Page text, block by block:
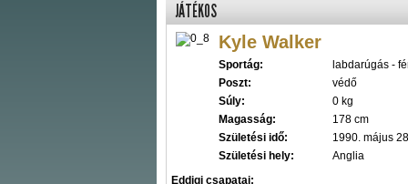
JÁTÉKOS
Kyle Walker
Sportág:
labdarúgás -
Poszt:
védő
Súly:
0 kg
Magasság:
178 cm
Születési idő:
1990. május
Születési hely:
Anglia
Eddigi csapatai: